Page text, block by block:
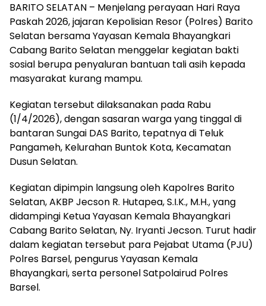
BARITO SELATAN – Menjelang perayaan Hari Raya
Paskah 2026, jajaran Kepolisian Resor (Polres) Barito
Selatan bersama Yayasan Kemala Bhayangkari
Cabang Barito Selatan menggelar kegiatan bakti
sosial berupa penyaluran bantuan tali asih kepada
masyarakat kurang mampu.
‎Kegiatan tersebut dilaksanakan pada Rabu
(1/4/2026), dengan sasaran warga yang tinggal di
bantaran Sungai DAS Barito, tepatnya di Teluk
Pangameh, Kelurahan Buntok Kota, Kecamatan
Dusun Selatan.
‎Kegiatan dipimpin langsung oleh Kapolres Barito
Selatan, AKBP Jecson R. Hutapea, S.I.K., M.H., yang
didampingi Ketua Yayasan Kemala Bhayangkari
Cabang Barito Selatan, Ny. Iryanti Jecson. Turut hadir
dalam kegiatan tersebut para Pejabat Utama (PJU)
Polres Barsel, pengurus Yayasan Kemala
Bhayangkari, serta personel Satpolairud Polres
Barsel.